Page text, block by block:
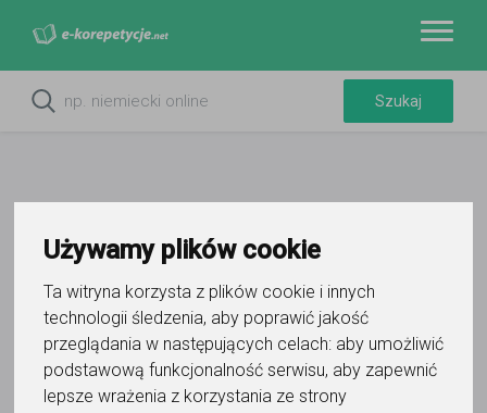
Używamy plików cookie
Ta witryna korzysta z plików cookie i innych
technologii śledzenia, aby poprawić jakość
przeglądania w następujących celach: aby umożliwić
podstawową funkcjonalność serwisu, aby zapewnić
lepsze wrażenia z korzystania ze strony
Do ulubionych
Oznacz wystąpienie kontaktu